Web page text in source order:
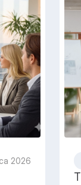
2026